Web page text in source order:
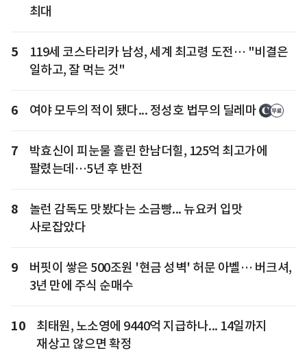
최대
5
119세 코스타리카 남성, 세계 최고령 도전… "비결은
일하고, 잘 먹는 것"
6 여야 모두의 적이 됐다... 정성호 법무의 딜레마
7
박효신이 피눈물 흘린 한남더힐, 125억 최고가에
팔렸는데…5년 후 반전
8
놀런 감독도 맛봤다는 소금빵... 뉴요커 입맛
사로잡았다
9
버핏이 쌓은 500조원 '현금 성벽' 허문 아벨… 버크셔,
3년 만에 주식 순매수
10
최태원, 노소영에 9440억 지급하나... 14일까지
재상고 않으면 확정